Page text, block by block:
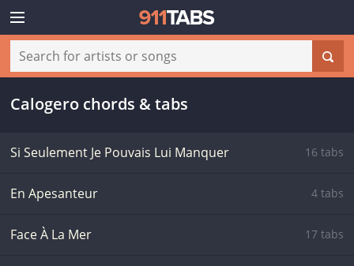
Calogero chords & tabs
Si Seulement Je Pouvais Lui Manquer 16 tabs
En Apesanteur 4 tabs
Face À La Mer 17 tabs